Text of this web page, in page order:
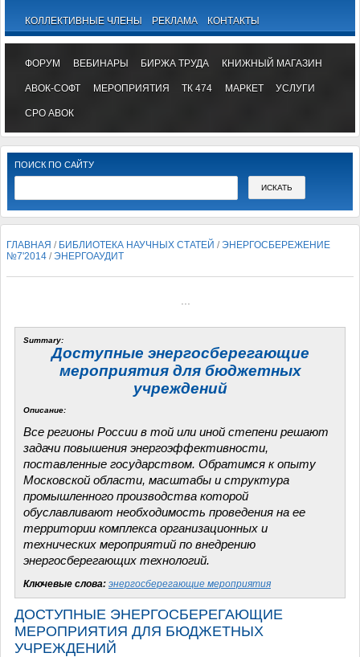
КОЛЛЕКТИВНЫЕ ЧЛЕНЫ РЕКЛАМА КОНТАКТЫ
ФОРУМ ВЕБИНАРЫ БИРЖА ТРУДА КНИЖНЫЙ МАГАЗИН
АВОК-СОФТ МЕРОПРИЯТИЯ ТК 474 МАРКЕТ УСЛУГИ
СРО АВОК
ПОИСК ПО САЙТУ
ГЛАВНАЯ / БИБЛИОТЕКА НАУЧНЫХ СТАТЕЙ /ЭНЕРГОСБЕРЕЖЕНИЕ
№7'2014 /ЭНЕРГОАУДИТ
Summary:
Доступные энергосберегающие
мероприятия для бюджетных
учреждений
Описание:
Все регионы России в той или иной степени решают
задачи повышения энергоэффективности,
поставленные государством. Обратимся к опыту
Московской области, масштабы и структура
промышленного производства которой
обуславливают необходимость проведения на ее
территории комплекса организационных и
технических мероприятий по внедрению
энергосберегающих технологий.
Ключевые слова: энергосберегающие мероприятия
ДОСТУПНЫЕ ЭНЕРГОСБЕРЕГАЮЩИЕ
МЕРОПРИЯТИЯ ДЛЯ БЮДЖЕТНЫХ
УЧРЕЖДЕНИЙ